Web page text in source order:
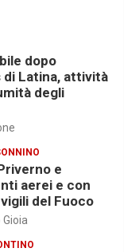
dopo
di Latina, attività
degli
e
aerei e con
del Fuoco